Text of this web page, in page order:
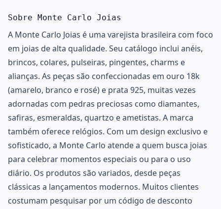
Sobre Monte Carlo Joias
A Monte Carlo Joias é uma varejista brasileira com foco
em joias de alta qualidade. Seu catálogo inclui anéis,
brincos, colares, pulseiras, pingentes, charms e
alianças. As peças são confeccionadas em ouro 18k
(amarelo, branco e rosé) e prata 925, muitas vezes
adornadas com pedras preciosas como diamantes,
safiras, esmeraldas, quartzo e ametistas. A marca
também oferece relógios. Com um design exclusivo e
sofisticado, a Monte Carlo atende a quem busca joias
para celebrar momentos especiais ou para o uso
diário. Os produtos são variados, desde peças
clássicas a lançamentos modernos. Muitos clientes
costumam pesquisar por um código de desconto